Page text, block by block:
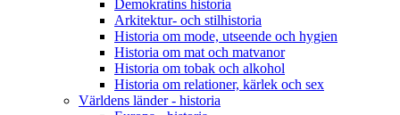
Demokratins historia
Arkitektur- och stilhistoria
Historia om mode, utseende och hygien
Historia om mat och matvanor
Historia om tobak och alkohol
Historia om relationer, kärlek och sex
Världens länder - historia